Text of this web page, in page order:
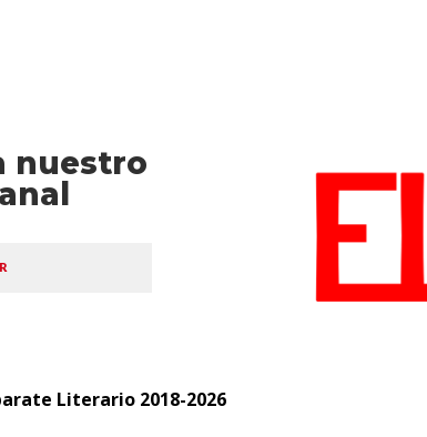
nuestro
Literario 2018-2026